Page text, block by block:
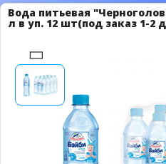
Вода питьевая
л в уп. 12 шт(под заказ 1-2